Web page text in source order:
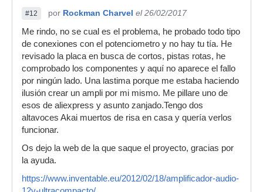
#12 por Rockman Charvel el 26/02/2017
Me rindo, no se cual es el problema, he probado todo tipo
de conexiones con el potenciometro y no hay tu tía. He
revisado la placa en busca de cortos, pistas rotas, he
comprobado los componentes y aquí no aparece el fallo
por ningún lado. Una lastima porque me estaba haciendo
ilusión crear un ampli por mi mismo. Me pillare uno de
esos de aliexpress y asunto zanjado.Tengo dos
altavoces Akai muertos de risa en casa y quería verlos
funcionar.
Os dejo la web de la que saque el proyecto, gracias por
la ayuda.
https://www.inventable.eu/2012/02/18/amplificador-audio-